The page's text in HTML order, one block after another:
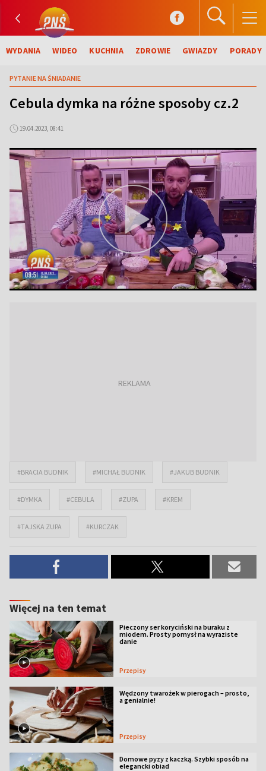
WYDANIA WIDEO KUCHNIA ZDROWIE GWIAZDY PORADY
PYTANIE NA ŚNIADANIE
Cebula dymka na różne sposoby cz.2
19.04.2023, 08:41
#BRACIA BUDNIK #MICHAŁ BUDNIK #JAKUB BUDNIK
#DYMKA #CEBULA #ZUPA #KREM
#TAJSKA ZUPA #KURCZAK
Więcej na ten temat
Pieczony ser koryciński na buraku z
miodem. Prosty pomysł na wyraziste
danie
Przepisy
Wędzony twarożek w pierogach – prosto,
a genialnie!
Przepisy
Domowe pyzy z kaczką. Szybki sposób na
elegancki obiad